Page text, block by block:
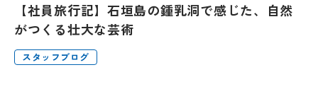
【社員旅行記】石垣島の鍾乳洞で感じた、自然
がつくる壮大な芸術
スタッフブログ